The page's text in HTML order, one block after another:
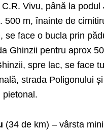
Vivu, până la
500 m, înainte de
se face o bucla prin
Ghinzii pentru aprox
spre lac, se face
strada Poligonului
pietonal.
(34 de km) – vârsta